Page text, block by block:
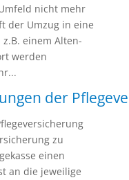
nicht mehr
der Umzug in eine
einem Alten-
werden
der
zu
einen
an die jeweilige